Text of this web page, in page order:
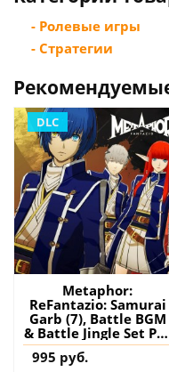
- Ролевые игры
- Стратегии
DLC
Metaphor:
ReFantazio: Samurai
Garb (7), Battle BGM
& Battle Jingle Set PS4
& PS5 (Турция)
купить дополнение
995 руб.